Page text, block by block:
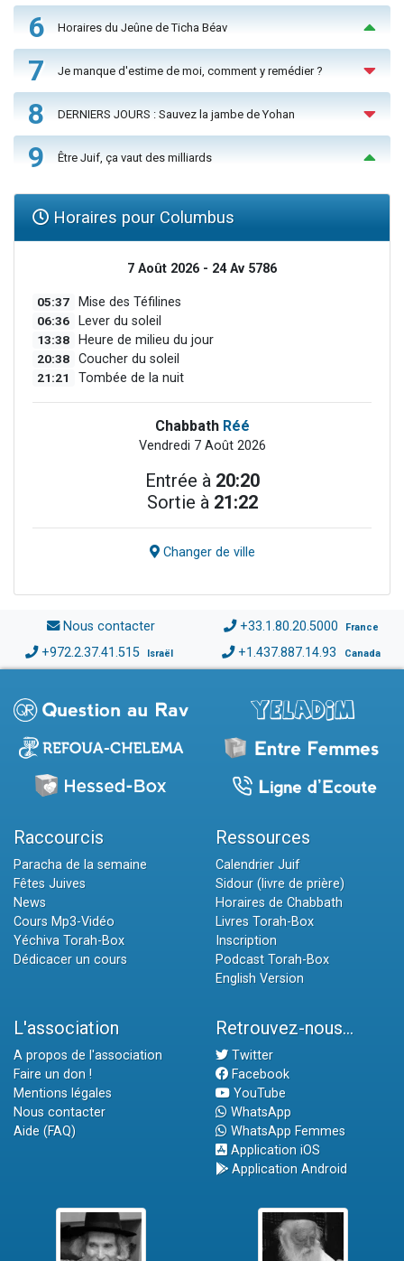
6 Horaires du Jeûne de Ticha Béav
7 Je manque d'estime de moi, comment y remédier ?
8 DERNIERS JOURS : Sauvez la jambe de Yohan
9 Être Juif, ça vaut des milliards
Horaires pour Columbus
7 Août 2026 - 24 Av 5786
05:37 Mise des Téfilines
06:36 Lever du soleil
13:38 Heure de milieu du jour
20:38 Coucher du soleil
21:21 Tombée de la nuit
Chabbath Réé
Vendredi 7 Août 2026
Entrée à 20:20
Sortie à 21:22
Changer de ville
Nous contacter +33.1.80.20.5000 France
+972.2.37.41.515 Israël +1.437.887.14.93 Canada
Raccourcis
Paracha de la semaine
Fêtes Juives
News
Cours Mp3-Vidéo
Yéchiva Torah-Box
Dédicacer un cours
Ressources
Calendrier Juif
Sidour (livre de prière)
Horaires de Chabbath
Livres Torah-Box
Inscription
Podcast Torah-Box
English Version
L'association
A propos de l'association
Faire un don !
Mentions légales
Nous contacter
Aide (FAQ)
Retrouvez-nous...
Twitter
Facebook
YouTube
WhatsApp
WhatsApp Femmes
Application iOS
Application Android